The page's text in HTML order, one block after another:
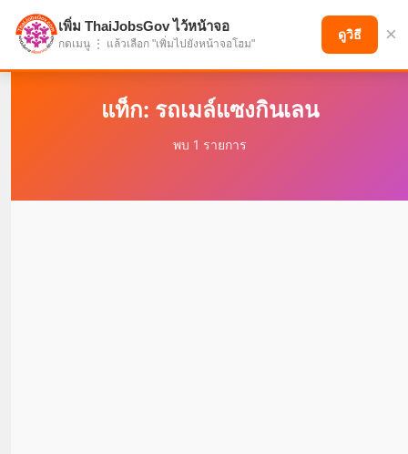
แบ่งปันโอกาส เพื่ออนาคตที่ก้าวหน้า
แท็ก: รถเมล์แซงกินเลน
พบ 1 รายการ
เพิ่ม ThaiJobsGov ไว้หน้าจอ
กดเมนู ⋮ แล้วเลือก "เพิ่มไปยังหน้าจอโฮม"
ดูวิธี ×